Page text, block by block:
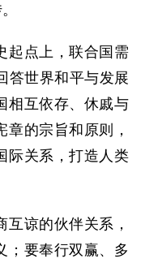
点上，联合国需
答世界和平与发展
相互依存、休戚与
的宗旨和原则，
际关系，打造人类
谅的伙伴关系，
；要奉行双赢、多